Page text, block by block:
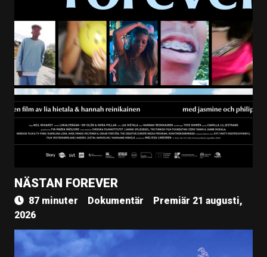
NÄSTAN FOREVER
87 minuter Dokumentär
Premiär 21 augusti,
2026